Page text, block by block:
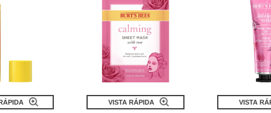
VISTA RÁPIDA VISTA